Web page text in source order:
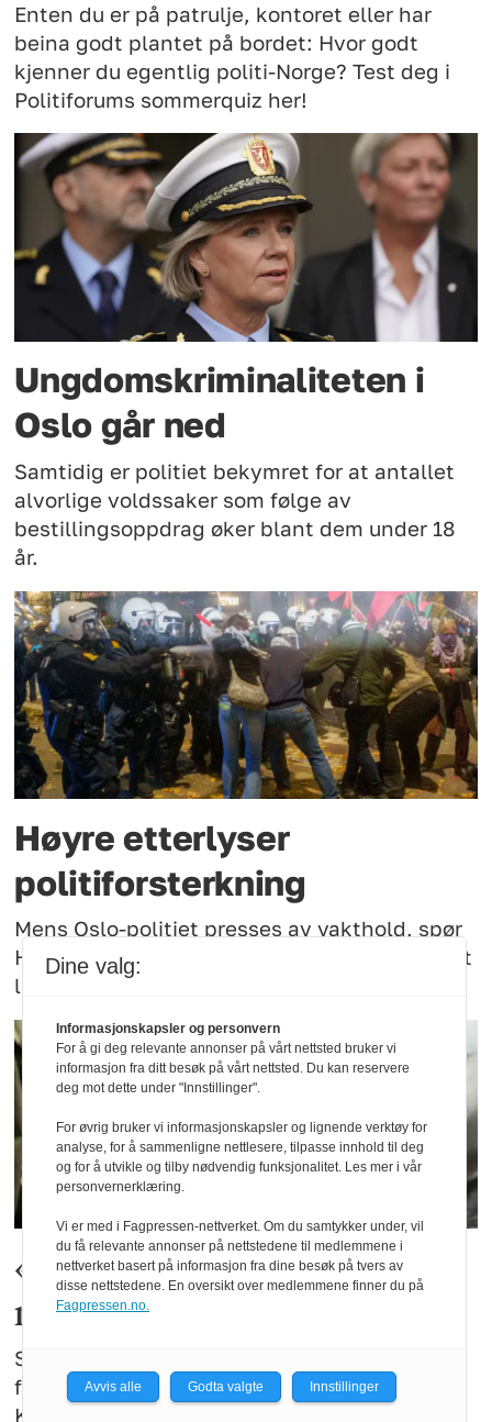
Enten du er på patrulje, kontoret eller har
beina godt plantet på bordet: Hvor godt
kjenner du egentlig politi-Norge? Test deg i
Politiforums sommerquiz her!
Ungdomskriminaliteten i
Oslo går ned
Samtidig er politiet bekymret for at antallet
alvorlige voldssaker som følge av
bestillingsoppdrag øker blant dem under 18
år.
Høyre etterlyser
politiforsterkning
Mens Oslo-politiet presses av vakthold, spør
Høyre hvorfor forsterkningsressursen fortsatt
lar vente på seg.
«Innvendingene bygger på
misvisende fremstillinger»
Stein Vale advarer mot innføringen av
forenklede forelegg i narkotikasaker.
Kritikken bygger på til dels misvisende
Dine valg:
Informasjonskapsler og personvern
For å gi deg relevante annonser på vårt nettsted bruker vi
informasjon fra ditt besøk på vårt nettsted. Du kan reservere
deg mot dette under "Innstillinger".
For øvrig bruker vi informasjonskapsler og lignende verktøy for
analyse, for å sammenligne nettlesere, tilpasse innhold til deg
og for å utvikle og tilby nødvendig funksjonalitet. Les mer i vår
personvernerklæring.
Vi er med i Fagpressen-nettverket. Om du samtykker under, vil
du få relevante annonser på nettstedene til medlemmene i
nettverket basert på informasjon fra dine besøk på tvers av
disse nettstedene. En oversikt over medlemmene finner du på
Fagpressen.no.
Avvis alle Godta valgte Innstillinger